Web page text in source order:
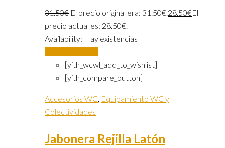
31.50€ El precio original era: 31.50€.28.50€El
precio actual es: 28.50€.
Availability: Hay existencias
[yith_wcwl_add_to_wishlist]
[yith_compare_button]
Accesorios WC, Equipamiento WC y
Colectividades
Jabonera Rejilla Latón